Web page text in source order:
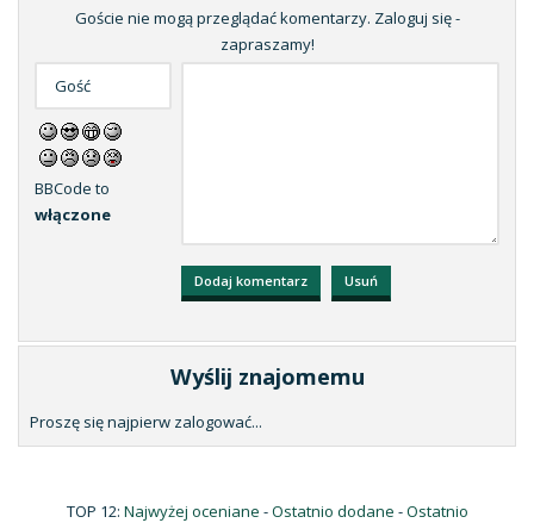
Goście nie mogą przeglądać komentarzy. Zaloguj się -
zapraszamy!
BBCode to
włączone
Wyślij znajomemu
Proszę się najpierw zalogować...
TOP 12: Najwyżej oceniane -Ostatnio dodane -Ostatnio